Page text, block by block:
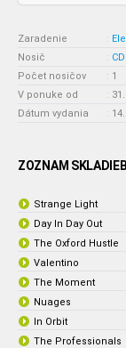
Zaradenie :
Nosič
: CD
Počet nosičov
: 1
V ponuke od
:
Dátum vydania
:
ZOZNAM SKLADIEB
Strange Light
Day In Day Out
The Oxford Hustle
Valentino
The Moment
Nuages
In Orbit
The Professionals